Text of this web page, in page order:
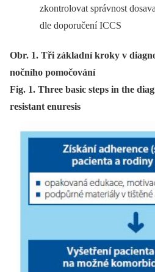
zkontrolovat správnost
dle doporučení ICCS
Obr. 1. Tři základní kroky v
nočního pomočování
Fig. 1. Three basic steps in the
resistant enuresis